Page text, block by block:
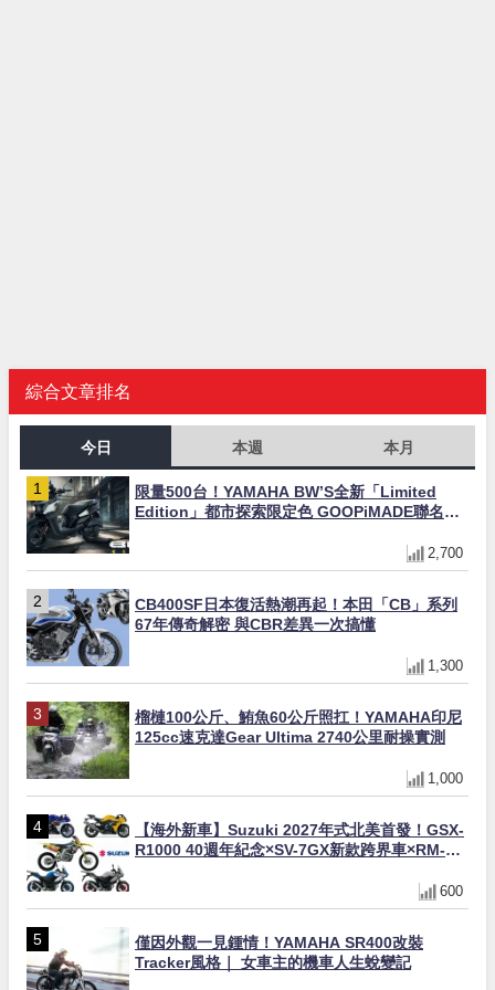
綜合文章排名
今日 本週 本月
限量500台！YAMAHA BW’S全新「Limited
Edition」都市探索限定色 GOOPiMADE聯名包
2,700
CB400SF日本復活熱潮再起！本田「CB」系列
67年傳奇解密 與CBR差異一次搞懂
1,300
榴槤100公斤、鮪魚60公斤照扛！YAMAHA印尼
125cc速克達Gear Ultima 2740公里耐操實測
1,000
【海外新車】Suzuki 2027年式北美首發！GSX-
R1000 40週年紀念×SV-7GX新款跨界車×RM-
600
僅因外觀一見鍾情！YAMAHA SR400改裝
Tracker風格｜ 女車主的機車人生蛻變記